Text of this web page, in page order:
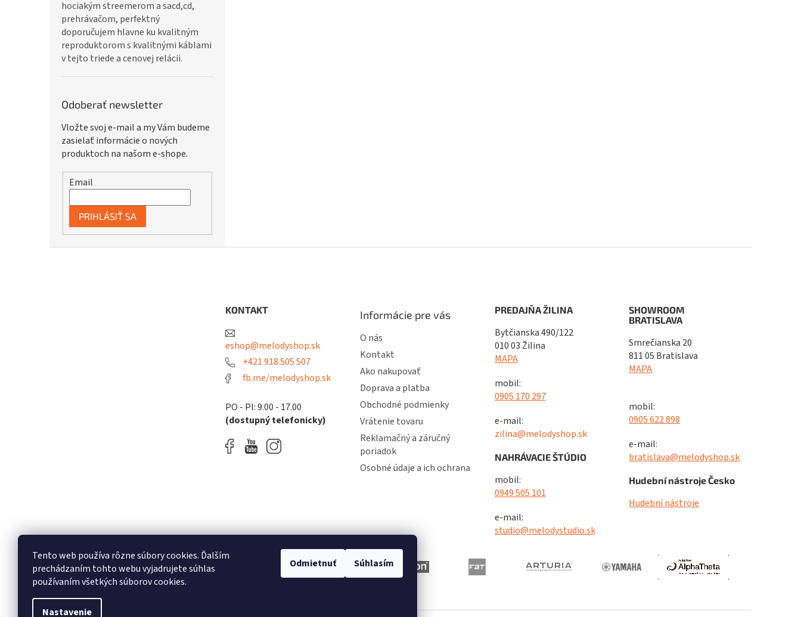
Tento web používa rôzne súbory cookies. Ďalším
prechádzaním tohto webu vyjadrujete súhlas
používaním všetkých súborov cookies.
Nastavenie
Odmietnuť Súhlasím
hociakým streemerom a sacd,cd,
prehrávačom, perfektný
doporučujem hlavne ku kvalitným
reproduktorom s kvalitnými káblami
v tejto triede a cenovej relácii.
Odoberať newsletter
Vložte svoj e-mail a my Vám budeme
zasielať informácie o nových
produktoch na našom e-shope.
Email
PRIHLÁSIŤ SA
KONTAKT
eshop@melodyshop.sk
+421 918 505 507
fb.me/melodyshop.sk
PO - PI: 9.00 - 17.00
(dostupný telefonicky)
Informácie pre vás
O nás
Kontakt
Ako nakupovať
Doprava a platba
Obchodné podmienky
Vrátenie tovaru
Reklamačný a záručný
poriadok
Osobné údaje a ich ochrana
PREDAJŇA ŽILINA
Bytčianska 490/122
010 03 Žilina
MAPA
mobil:
0905 170 297
e-mail:
zilina@melodyshop.sk
NAHRÁVACIE ŠTÚDIO
mobil:
0949 505 101
e-mail:
studio@melodystudio.sk
SHOWROOM
BRATISLAVA
Smrečianska 20
811 05 Bratislava
MAPA
mobil:
0905 622 898
e-mail:
bratislava@melodyshop.sk
Hudební nástroje Česko
Hudební nástroje